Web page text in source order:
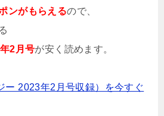
ンがもらえるので、
2月号が安く読めます。
ー 2023年2月号収録）を今すぐ